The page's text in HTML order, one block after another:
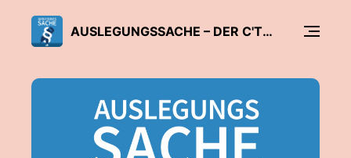
AUSLEGUNGSSACHE – DER C'T-DATENSCHUTZ-PODCAST